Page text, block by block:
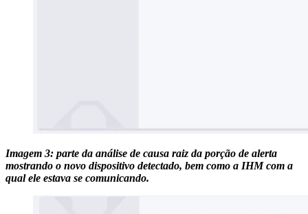
Imagem 3: parte da análise de causa raiz da porção de alerta
mostrando o novo dispositivo detectado, bem como a IHM com a
qual ele estava se comunicando.